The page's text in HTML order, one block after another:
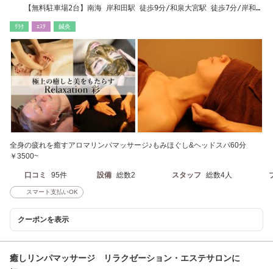
【無料駐車場2台】南海 岸和田駅 徒歩9分/和泉大宮駅 徒歩7分/岸和田
ﾘﾗｸ ｴｽﾃ 鍼灸
全身の疲れを癒すアロマリンパマッサージ♪もみほぐし&ヘッドスパ60分
￥3500~
口コミ 95件 設備 総数2 スタッフ 総数4人
スマート支払いOK
クーポンを表示
癒しリンパマッサージ リラクゼーション・エステサロンに